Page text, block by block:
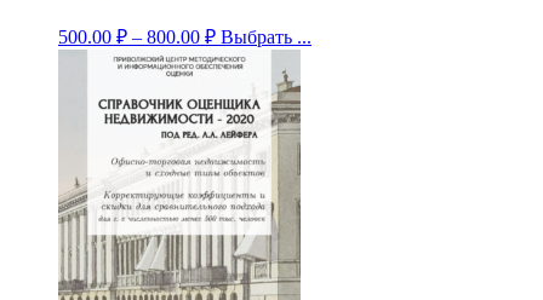
500.00 ₽ – 800.00 ₽ Выбрать ...